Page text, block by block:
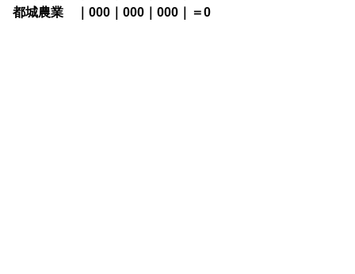
都城農業 ｜000｜000｜000｜＝0